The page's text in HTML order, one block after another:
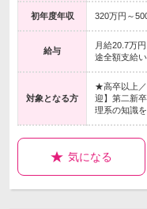
初年度年収 320万円～
給与
月給20.7万
途全額支給
対象となる方
★高卒以上
迎】第二新
理系の知識
気になる